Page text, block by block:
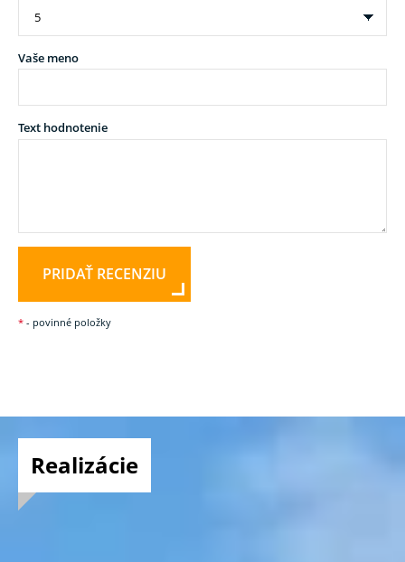
Vaše meno
Text hodnotenie
PRIDAŤ RECENZIU
* - povinné položky
Realizácie